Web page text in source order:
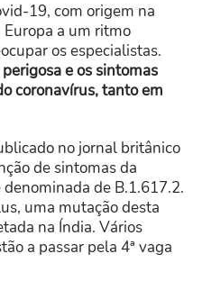
19, com origem na
a um ritmo
os especialistas.
e os sintomas
coronavírus, tanto em
no jornal britânico
de sintomas da
de B.1.617.2.
uma mutação desta
na Índia. Vários
a passar pela 4ª vaga